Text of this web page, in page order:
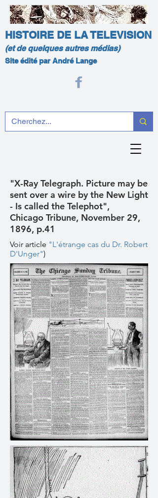
HISTOIRE DE LA TELEVISION
(et de quelques autres médias)
Site édité par André Lange
"X-Ray Telegraph. Picture may be
sent over a wire by the New Light
- Is called the Telephot",
Chicago Tribune, November 29,
1896, p.41
Voir article "L'étrange cas du Dr. Robert
D'Unger")